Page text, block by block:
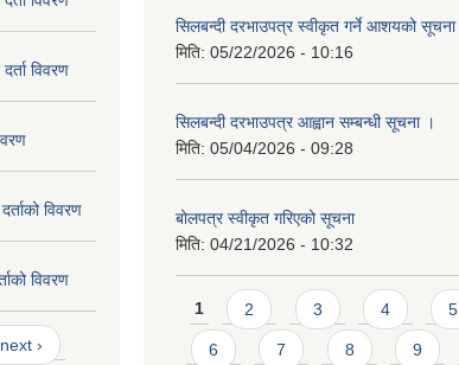
विवरण
विवरण
विवरण
next ›
सिलबन्दी दरभाउपत्र स्वीकृत गर्ने आशयको सूचना
मिति: 05/22/2026 - 10:16
सिलबन्दी दरभाउपत्र आह्वान सम्बन्धी सूचना ।
मिति: 05/04/2026 - 09:28
बोलपत्र स्वीकृत गरिएको सूचना
मिति: 04/21/2026 - 10:32
Pages
1 2 3 4 5
6 7 8 9